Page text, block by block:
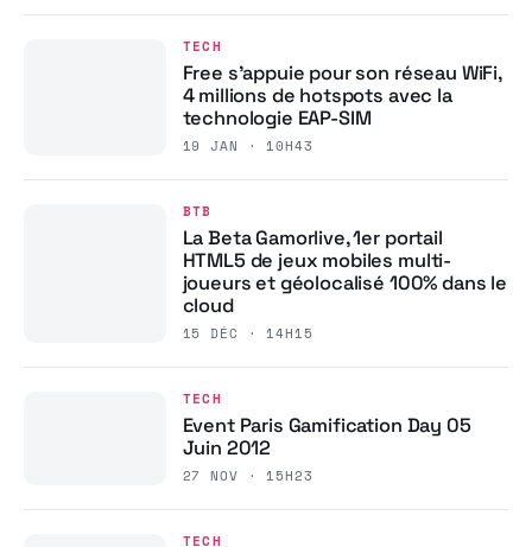
TECH
Free s’appuie pour son réseau WiFi,
4 millions de hotspots avec la
technologie EAP-SIM
19 JAN · 10H43
BTB
La Beta Gamorlive, 1er portail
HTML5 de jeux mobiles multi-
joueurs et géolocalisé 100% dans le
cloud
15 DÉC · 14H15
TECH
Event Paris Gamification Day 05
Juin 2012
27 NOV · 15H23
TECH